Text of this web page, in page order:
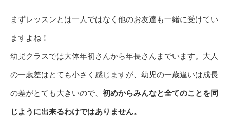
まずレッスンとは一人ではなく他のお友達も一緒に受けてい
ますよね！
幼児クラスでは大体年初さんから年長さんまでいます。大人
の一歳差はとても小さく感じますが、幼児の一歳違いは成長
の差がとても大きいので、 初めからみんなと全てのことを同
じように出来るわけではありません。